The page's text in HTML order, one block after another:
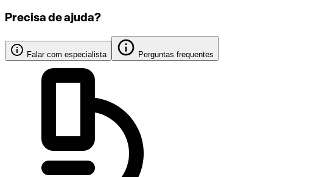
Precisa de ajuda?
Falar com especialista Perguntas frequentes